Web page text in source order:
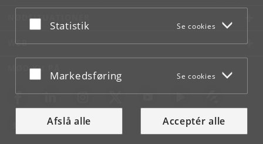
underCookie- og privatlivspolitiksom du finder i
bunden af hver side.
Acceptér eller afslå
Statistik Se cookies
Acceptér eller afslå
Markedsføring Se cookies
Afslå alle Acceptér alle
NØDSITUATIONER
WEB
MØD KU PÅ